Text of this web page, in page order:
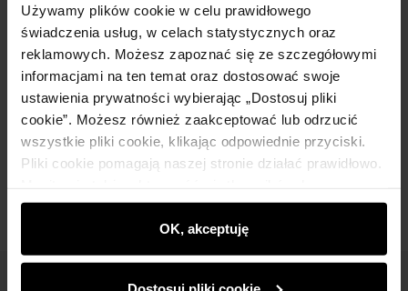
Używamy plików cookie w celu prawidłowego
świadczenia usług, w celach statystycznych oraz
reklamowych. Możesz zapoznać się ze szczegółowymi
informacjami na ten temat oraz dostosować swoje
ustawienia prywatności wybierając „Dostosuj pliki
cookie”. Możesz również zaakceptować lub odrzucić
wszystkie pliki cookie, klikając odpowiednie przyciski.
Pliki cookie pomagają naszej stronie działać prawidłowo.
wyświetlać im dopasowane do ich preferencji treści,
rekomendacje oraz komunikaty reklamowe informujące o
najnowszych promocjach w e-sklepie. Informacje o tym,
OK, akceptuję
Granatowe spodnie garniturowe męskie
SPOMT-0105-17(W25)
149,90 zł
169,90 zł- najniższa cena z 30 dni przed
Wybierz rozmiar
Dodaj do koszyka